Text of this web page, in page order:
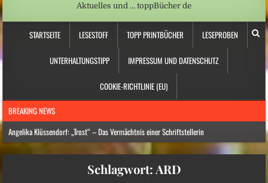
Aktuelles und … toppBücher de
STARTSEITE LESESTOFF TOPP PRINTBÜCHER LESEPROBEN
UNTERHALTUNGSTIPP IMPRESSUM UND DATENSCHUTZ
COOKIE-RICHTLINIE (EU)
BREAKING NEWS
Angelika Klüssendorf: „Trost“ – Das Vermächtnis einer Schriftstellerin
Hitzewelle: Städte- und Gemeindebund fordert „nationalen Kraftakt für
Schlagwort: ARD